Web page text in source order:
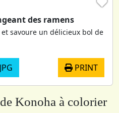
des ramens
savoure un délicieux bol de
JPG PRINT
Konoha à colorier